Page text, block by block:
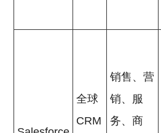
全球
CRM
销售、营
销、服
务、商